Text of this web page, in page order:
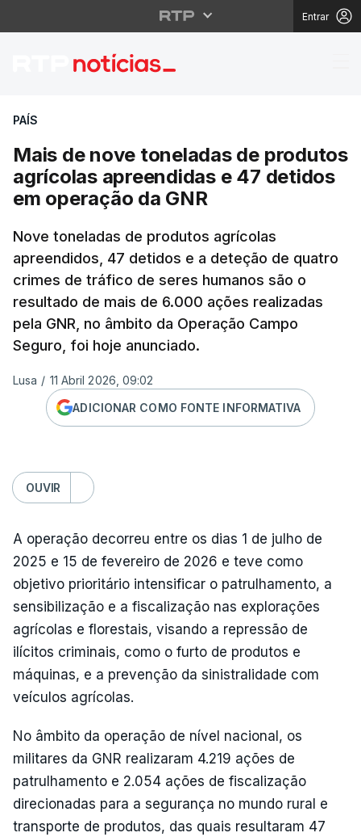
Entrar
Mais de nove
PAÍS
Mais de nove toneladas de produtos
agrícolas apreendidas e 47 detidos
em operação da GNR
Nove toneladas de produtos agrícolas
apreendidos, 47 detidos e a deteção de quatro
crimes de tráfico de seres humanos são o
resultado de mais de 6.000 ações realizadas
pela GNR, no âmbito da Operação Campo
Seguro, foi hoje anunciado.
Lusa / 11 Abril 2026, 09:02
ADICIONAR COMO FONTE INFORMATIVA
OUVIR
A operação decorreu entre os dias 1 de julho de
2025 e 15 de fevereiro de 2026 e teve como
objetivo prioritário intensificar o patrulhamento, a
sensibilização e a fiscalização nas explorações
agrícolas e florestais, visando a repressão de
ilícitos criminais, como o furto de produtos e
máquinas, e a prevenção da sinistralidade com
veículos agrícolas.
No âmbito da operação de nível nacional, os
militares da GNR realizaram 4.219 ações de
patrulhamento e 2.054 ações de fiscalização
direcionadas para a segurança no mundo rural e
transporte de produtos, das quais resultaram 47